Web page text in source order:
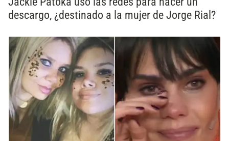
descargo, ¿destinado a la mujer de Jorge Rial?